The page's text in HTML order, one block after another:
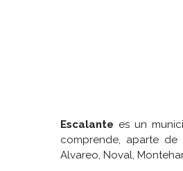
Escalante es un
comprende, aparte de
Alvareo, Noval,